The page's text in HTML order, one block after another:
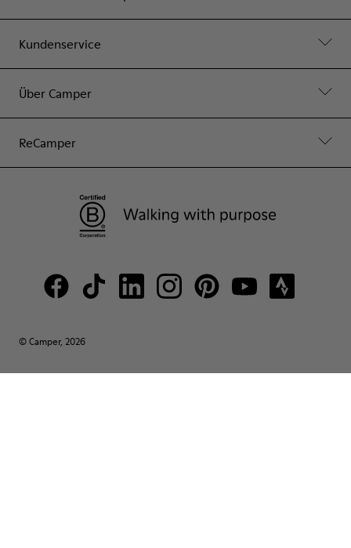
Kundenservice
Über Camper
ReCamper
© Camper, 2026